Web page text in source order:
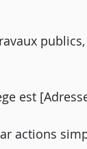
est
actions